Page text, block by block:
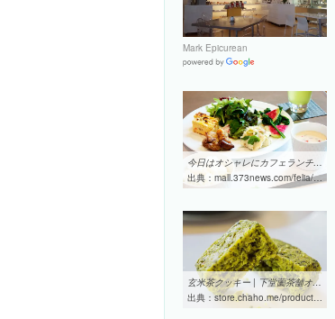
Mark Epicurean
今日はオシャレにカフェランチ／鹿児島市内中心部界隈から4選 | Felia ...
出典： mall.373news.com/felia/?p=116862
玄米茶クッキー | 下堂薗茶舗オンラインショップ
出典：store.chaho.me/product-page/%E7%8E%84%E7%B1%B3%E8%8C%B6%E3%82%AF%E3%83%83%E3%82%AD%E3%83%BC